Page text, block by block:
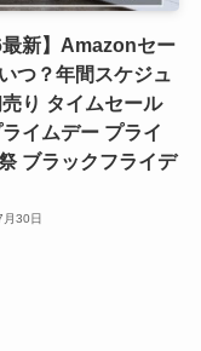
最新】Amazonセー
つ？年間スケジュ
り タイムセール
イムデー プライ
ブラックフライデ
30日